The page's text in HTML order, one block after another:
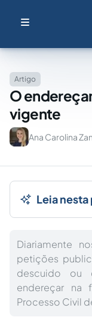
Artigo
O
vigente
Ana Carolina
Leia
Diariamente
petições
descuido ou
endereçar na
Processo Civil